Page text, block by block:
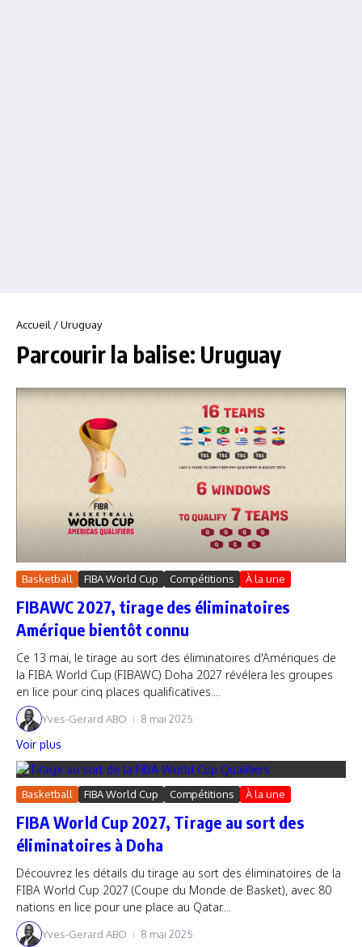
Accueil /Uruguay
Parcourir la balise: Uruguay
Basketball FIBA World Cup Compétitions À la une
FIBAWC 2027, tirage des éliminatoires
Amérique bientôt connu
Ce 13 mai, le tirage au sort des éliminatoires d'Amériques de
la FIBA World Cup (FIBAWC) Doha 2027 révélera les groupes
en lice pour cinq places qualificatives....
Yves-Gerard ABO 8 mai 2025
Voir plus
Basketball FIBA World Cup Compétitions À la une
FIBA World Cup 2027, Tirage au sort des
éliminatoires à Doha
Découvrez les détails du tirage au sort des éliminatoires de la
FIBA World Cup 2027 (Coupe du Monde de Basket), avec 80
nations en lice pour une place au Qatar....
Yves-Gerard ABO 8 mai 2025